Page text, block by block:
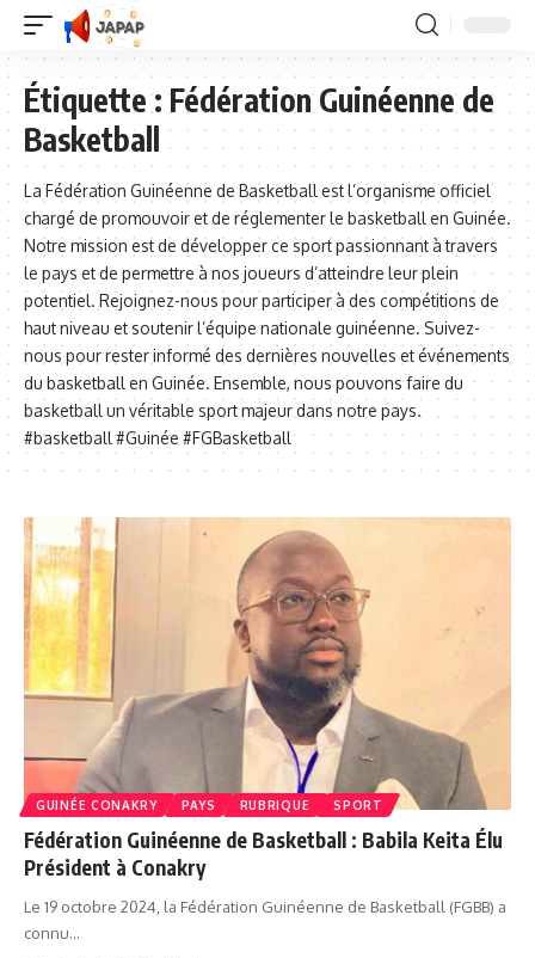
Étiquette :Fédération Guinéenne de
Basketball
La Fédération Guinéenne de Basketball est l’organisme officiel
chargé de promouvoir et de réglementer le basketball en Guinée.
Notre mission est de développer ce sport passionnant à travers
le pays et de permettre à nos joueurs d’atteindre leur plein
potentiel. Rejoignez-nous pour participer à des compétitions de
haut niveau et soutenir l’équipe nationale guinéenne. Suivez-
nous pour rester informé des dernières nouvelles et événements
du basketball en Guinée. Ensemble, nous pouvons faire du
basketball un véritable sport majeur dans notre pays.
#basketball #Guinée #FGBasketball
GUINÉE CONAKRY PAYS RUBRIQUE SPORT
Fédération Guinéenne de Basketball : Babila Keita Élu
Président à Conakry
Le 19 octobre 2024, la Fédération Guinéenne de Basketball (FGBB) a
connu…